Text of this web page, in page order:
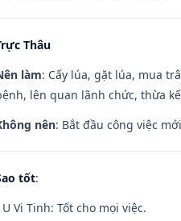
Thâu
làm: Cấy lúa, gặt lúa, mua
lên quan lãnh chức, thừa
nên: Bắt đầu công việc
tốt:
Vi Tinh: Tốt cho mọi việc.